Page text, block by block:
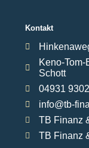
Kontakt
Keno-
Schott
04931
info@tb-
TB Finanz
TB Finanz